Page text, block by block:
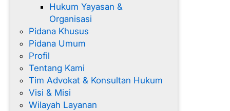
Hukum Yayasan &
Organisasi
Pidana Khusus
Pidana Umum
Profil
Tentang Kami
Tim Advokat & Konsultan Hukum
Visi & Misi
Wilayah Layanan